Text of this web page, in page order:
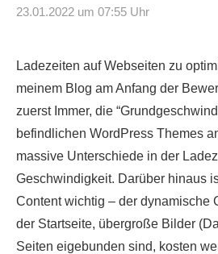
23.01.2022 um 07:55 Uhr
Ladezeiten auf Webseiten zu
meinem Blog am Anfang der
zuerst Immer, die
befindlichen WordPress Themes
massive Unterschiede in der
Geschwindigkeit. Darüber hinaus
Content wichtig – der dynamische
der Startseite, übergroße Bilder
Seiten eigebunden sind, kosten